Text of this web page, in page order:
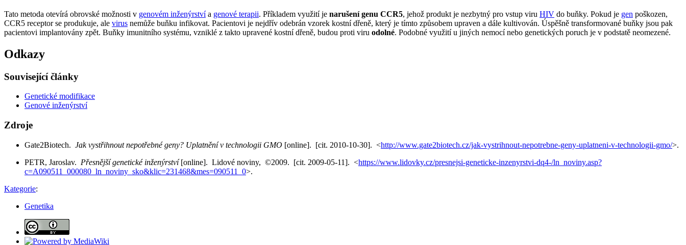
Tato metoda otevírá obrovské možnosti v genovém inženýrstvía genové terapii. Příkladem využití je narušení genu CCR5, jehož produkt je nezbytný pro vstup viru HIV do buňky. Pokud je gen poškozen,
CCR5 receptor se produkuje, ale virus nemůže buňku infikovat. Pacientovi je nejdřív odebrán vzorek kostní dřeně, který je tímto způsobem upraven a dále kultivován. Úspěšně transformované buňky jsou pak
pacientovi implantovány zpět. Buňky imunitního systému, vzniklé z takto upravené kostní dřeně, budou proti viru odolné. Podobné využití u jiných nemocí nebo genetických poruch je v podstatě neomezené.
Odkazy
Související články
Genetické modifikace
Genové inženýrství
Zdroje
Gate2Biotech. Jak vystřihnout nepotřebné geny? Uplatnění v technologii GMO [online]. [cit. 2010-10-30]. <http://www.gate2biotech.cz/jak-vystrihnout-nepotrebne-geny-uplatneni-v-technologii-gmo/>.
PETR, Jaroslav. Přesnější genetické inženýrství[online]. Lidové noviny, ©2009. [cit. 2009-05-11]. <https://www.lidovky.cz/presnejsi-geneticke-inzenyrstvi-dq4-/ln_noviny.asp?
c=A090511_000080_ln_noviny_sko&klic=231468&mes=090511_0>.
Kategorie:
Genetika